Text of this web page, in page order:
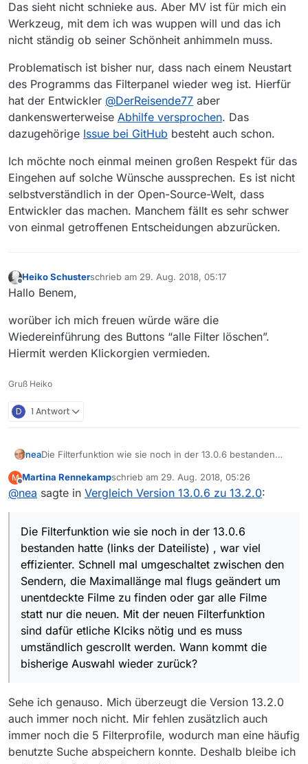
Das sieht nicht schnieke aus. Aber MV ist für mich ein
Werkzeug, mit dem ich was wuppen will und das ich
nicht ständig ob seiner Schönheit anhimmeln muss.
Problematisch ist bisher nur, dass nach einem Neustart
des Programms das Filterpanel wieder weg ist. Hierfür
hat der Entwickler @DerReisende77 aber
dankenswerterweise Abhilfe versprochen. Das
dazugehörige Issue bei GitHub besteht auch schon.
Ich möchte noch einmal meinen großen Respekt für das
Eingehen auf solche Wünsche aussprechen. Es ist nicht
selbstverständlich in der Open-Source-Welt, dass
Entwickler das machen. Manchem fällt es sehr schwer
von einmal getroffenen Entscheidungen abzurücken.
Offline
Heiko Schusterschrieb am 29. Aug. 2018, 05:17
zuletzt editiert von
Hallo Benem,
worüber ich mich freuen würde wäre die
Wiedereinführung des Buttons “alle Filter löschen”.
Hiermit werden Klickorgien vermieden.
Gruß Heiko
D 1 Antwort
neaDie Filterfunktion wie sie noch in der 13.0.6 bestanden
umgeschaltet zwischen den Sendern, die Maximallänge
mal flugs geändert um unentdeckte Filme zu finden oder
umständlich gescrollt werden. Wann kommt die bisherige
Auswahl wieder zurück?
M Martina Rennekampschrieb am 29. Aug. 2018, 05:26
zuletzt editiert von
@nea sagte in Vergleich Version 13.0.6 zu 13.2.0:
Die Filterfunktion wie sie noch in der 13.0.6
bestanden hatte (links der Dateiliste) , war viel
effizienter. Schnell mal umgeschaltet zwischen den
Sendern, die Maximallänge mal flugs geändert um
unentdeckte Filme zu finden oder gar alle Filme
statt nur die neuen. Mit der neuen Filterfunktion
sind dafür etliche Klciks nötig und es muss
umständlich gescrollt werden. Wann kommt die
bisherige Auswahl wieder zurück?
Sehe ich genauso. Mich überzeugt die Version 13.2.0
auch immer noch nicht. Mir fehlen zusätzlich auch
immer noch die 5 Filterprofile, wodurch man eine häufig
benutzte Suche abspeichern konnte. Deshalb bleibe ich